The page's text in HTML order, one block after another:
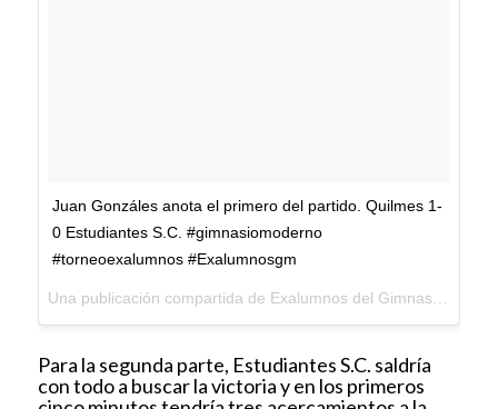
Juan Gonzáles anota el primero del partido. Quilmes 1-
0 Estudiantes S.C. #gimnasiomoderno
#torneoexalumnos #Exalumnosgm
Para la segunda parte, Estudiantes S.C. saldría
con todo a buscar la victoria y en los primeros